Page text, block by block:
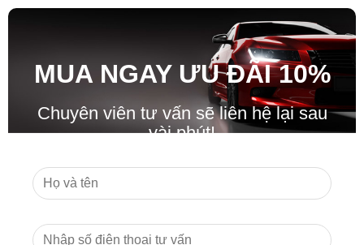
MUA NGAY ƯU ĐÃI10%
Chuyên viên tư vấn sẽ liên hệ lại sau
vài phút!